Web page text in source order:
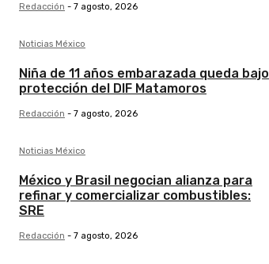
Redacción - 7 agosto, 2026
Noticias México
Niña de 11 años embarazada queda bajo
protección del DIF Matamoros
Redacción - 7 agosto, 2026
Noticias México
México y Brasil negocian alianza para
refinar y comercializar combustibles:
SRE
Redacción - 7 agosto, 2026